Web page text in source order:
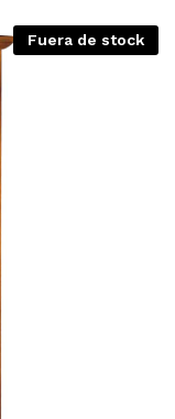
Fuera de stock